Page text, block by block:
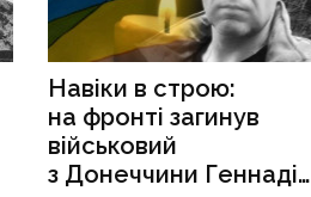
Навіки в строю:
на фронті загинув
військовий
з Донеччини Геннадій